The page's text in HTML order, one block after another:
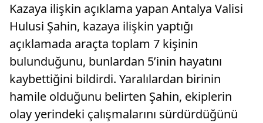
Kazaya ilişkin açıklama yapan Antalya Valisi
Hulusi Şahin, kazaya ilişkin yaptığı
açıklamada araçta toplam 7 kişinin
bulunduğunu, bunlardan 5’inin hayatını
kaybettiğini bildirdi. Yaralılardan birinin
hamile olduğunu belirten Şahin, ekiplerin
olay yerindeki çalışmalarını sürdürdüğünü